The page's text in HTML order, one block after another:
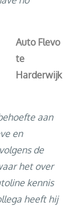
Auto Flevo
te
Harderwijk
aan
en
de
het over
kennis
heeft hij